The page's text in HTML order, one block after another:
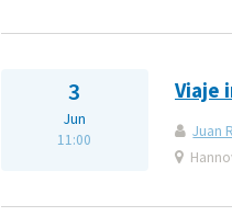
3
Jun
11:00
Viaje
Juan